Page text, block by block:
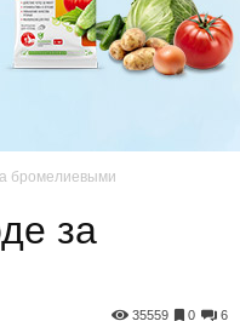
бромелиевыми
за
6
0
35559